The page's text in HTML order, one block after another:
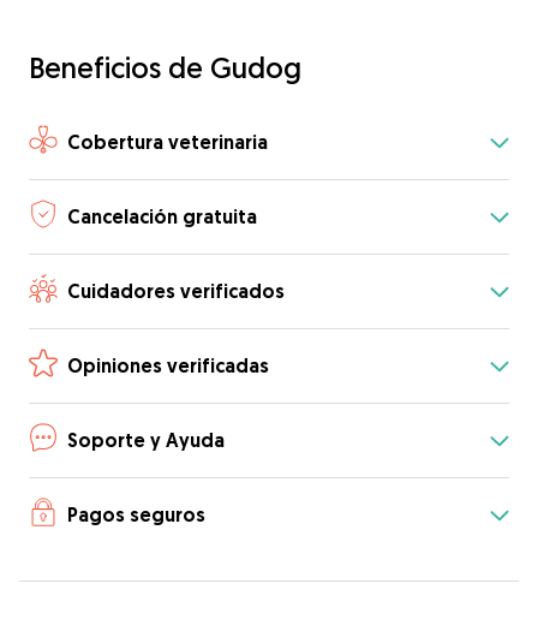
Beneficios de Gudog
Cobertura veterinaria
Cancelación gratuita
Cuidadores verificados
Opiniones verificadas
Soporte y Ayuda
Pagos seguros